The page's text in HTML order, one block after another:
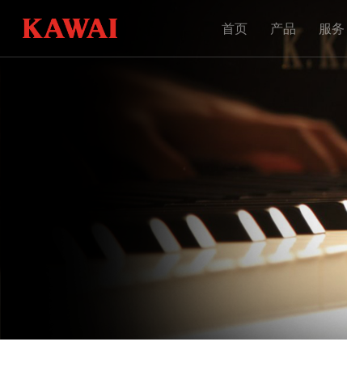
首页 产品 服务